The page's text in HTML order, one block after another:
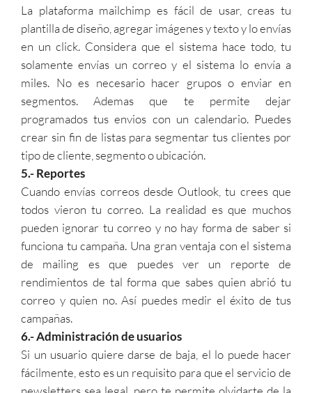
La plataforma mailchimp es fácil de usar, creas tu
plantilla de diseño, agregar imágenes y texto y lo envías
en un click. Considera que el sistema hace todo, tu
solamente envías un correo y el sistema lo envía a
miles. No es necesario hacer grupos o enviar en
segmentos. Ademas que te permite dejar
programados tus envios con un calendario. Puedes
crear sin fin de listas para segmentar tus clientes por
tipo de cliente, segmento o ubicación.
5.- Reportes
Cuando envías correos desde Outlook, tu crees que
todos vieron tu correo. La realidad es que muchos
pueden ignorar tu correo y no hay forma de saber si
funciona tu campaña. Una gran ventaja con el sistema
de mailing es que puedes ver un reporte de
rendimientos de tal forma que sabes quien abrió tu
correo y quien no. Así puedes medir el éxito de tus
campañas.
6.- Administración de usuarios
Si un usuario quiere darse de baja, el lo puede hacer
fácilmente, esto es un requisito para que el servicio de